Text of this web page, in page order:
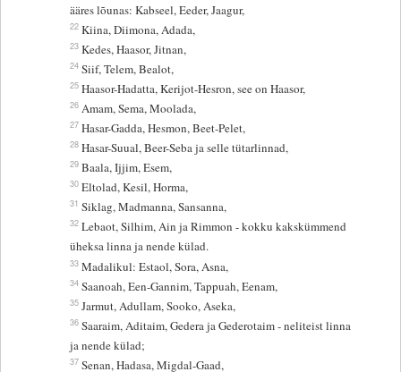
ääres lõunas: Kabseel, Eeder, Jaagur,
22 Kiina, Diimona, Adada,
23 Kedes, Haasor, Jitnan,
24 Siif, Telem, Bealot,
25 Haasor-Hadatta, Kerijot-Hesron, see on Haasor,
26 Amam, Sema, Moolada,
27 Hasar-Gadda, Hesmon, Beet-Pelet,
28 Hasar-Suual, Beer-Seba ja selle tütarlinnad,
29 Baala, Ijjim, Esem,
30 Eltolad, Kesil, Horma,
31 Siklag, Madmanna, Sansanna,
32 Lebaot, Silhim, Ain ja Rimmon - kokku kakskümmend
üheksa linna ja nende külad.
33 Madalikul: Estaol, Sora, Asna,
34 Saanoah, Een-Gannim, Tappuah, Eenam,
35 Jarmut, Adullam, Sooko, Aseka,
36 Saaraim, Aditaim, Gedera ja Gederotaim - neliteist linna
ja nende külad;
37 Senan, Hadasa, Migdal-Gaad,